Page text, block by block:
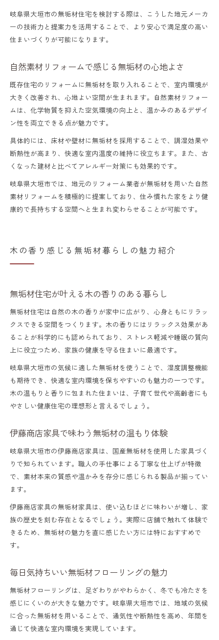
岐阜県大垣市の無垢材住宅を検討する際は、こうした地元メーカ
ーの技術力と提案力を活用することで、より安心で満足度の高い
住まいづくりが可能になります。
自然素材リフォームで感じる無垢材の心地よさ
既存住宅のリフォームに無垢材を取り入れることで、室内環境が
大きく改善され、心地よい空間が生まれます。自然素材リフォー
ムは、化学物質を抑えた空気環境の向上と、温かみのあるデザイ
ン性を両立できる点が魅力です。
具体的には、床材や壁材に無垢材を採用することで、調湿効果や
断熱性が高まり、快適な室内温度の維持に役立ちます。また、古
くなった建材と比べてアレルギー対策にも効果的です。
岐阜県大垣市では、地元のリフォーム業者が無垢材を用いた自然
素材リフォームを積極的に提案しており、住み慣れた家をより健
康的で長持ちする空間へと生まれ変わらせることが可能です。
木の香り感じる無垢材暮らしの魅力紹介
無垢材住宅が叶える木の香りのある暮らし
無垢材住宅は自然の木の香りが家中に広がり、心身ともにリラッ
クスできる空間をつくります。木の香りにはリラックス効果があ
ることが科学的にも認められており、ストレス軽減や睡眠の質向
上に役立つため、家族の健康を守る住まいに最適です。
岐阜県大垣市の気候に適した無垢材を使うことで、湿度調整機能
も期待でき、快適な室内環境を保ちやすいのも魅力の一つです。
木の温もりと香りに包まれた住まいは、子育て世代や高齢者にも
やさしい健康住宅の理想形と言えるでしょう。
伊藤商店家具で味わう無垢材の温もり体験
岐阜県大垣市の伊藤商店家具は、国産無垢材を使用した家具づく
りで知られています。職人の手仕事による丁寧な仕上げが特徴
で、素材本来の質感や温かみを存分に感じられる製品が揃ってい
ます。
伊藤商店家具の無垢材家具は、使い込むほどに味わいが増し、家
族の歴史を刻む存在となるでしょう。実際に店舗で触れて体験で
きるため、無垢材の魅力を直に感じたい方には特におすすめで
す。
毎日気持ちいい無垢材フローリングの魅力
無垢材フローリングは、足ざわりがやわらかく、冬でも冷たさを
感じにくいのが大きな魅力です。岐阜県大垣市では、地域の気候
に合った無垢材を用いることで、通気性や断熱性を高め、年間を
通じて快適な室内環境を実現しています。